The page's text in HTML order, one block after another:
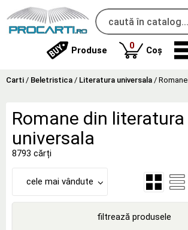
Produse 0produse
Coș
Carti / Beletristica / Literatura universala / Romane
Romane din literatura
universala
8793 cărți
cele mai vândute
filtrează produsele